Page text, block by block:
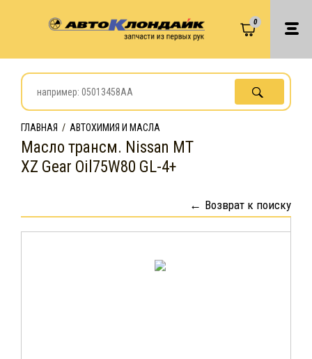
0
ГЛАВНАЯ / АВТОХИМИЯ И МАСЛА
Масло трансм. Nissan MT
XZ Gear Oil75W80 GL-4+
Возврат к поиску